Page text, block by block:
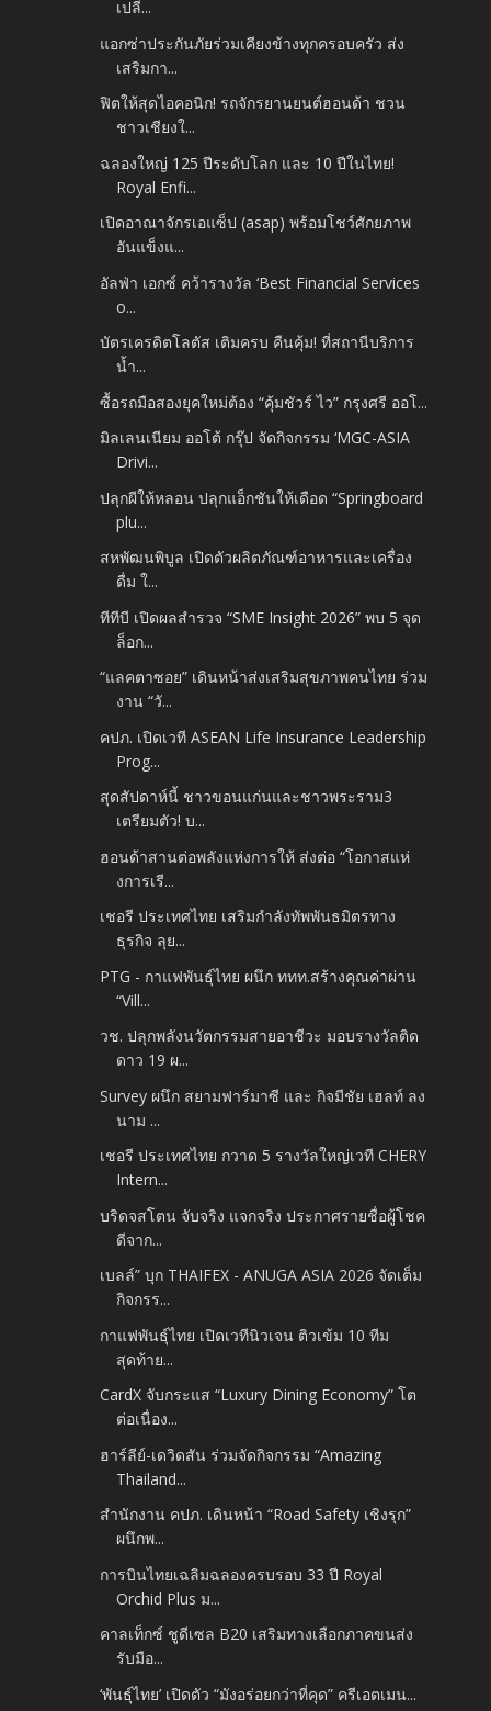
เปลี่...
แอกซ่าประกันภัยร่วมเคียงข้างทุกครอบครัว ส่ง
เสริมกา...
ฟิตให้สุดไอคอนิก! รถจักรยานยนต์ฮอนด้า ชวน
ชาวเชียงใ...
ฉลองใหญ่ 125 ปีระดับโลก และ 10 ปีในไทย!
Royal Enfi...
เปิดอาณาจักรเอแซ็ป (asap) พร้อมโชว์ศักยภาพ
อันแข็งแ...
อัลฟ่า เอกซ์ คว้ารางวัล ‘Best Financial Services
o...
บัตรเครดิตโลตัส เติมครบ คืนคุ้ม! ที่สถานีบริการ
น้ำ...
ซื้อรถมือสองยุคใหม่ต้อง “คุ้มชัวร์ ไว” กรุงศรี ออโ...
มิลเลนเนียม ออโต้ กรุ๊ป จัดกิจกรรม ‘MGC-ASIA
Drivi...
ปลุกผีให้หลอน ปลุกแอ็กชันให้เดือด “Springboard
plu...
สหพัฒนพิบูล เปิดตัวผลิตภัณฑ์อาหารและเครื่อง
ดื่ม ใ...
ทีทีบี เปิดผลสำรวจ “SME Insight 2026” พบ 5 จุด
ล็อก...
“แลคตาซอย” เดินหน้าส่งเสริมสุขภาพคนไทย ร่วม
งาน “วั...
คปภ. เปิดเวที ASEAN Life Insurance Leadership
Prog...
สุดสัปดาห์นี้ ชาวขอนแก่นและชาวพระราม3
เตรียมตัว! บ...
ฮอนด้าสานต่อพลังแห่งการให้ ส่งต่อ “โอกาสแห่
งการเรี...
เชอรี ประเทศไทย เสริมกำลังทัพพันธมิตรทาง
ธุรกิจ ลุย...
PTG - กาแฟพันธุ์ไทย ผนึก ททท.สร้างคุณค่าผ่าน
“Vill...
วช. ปลุกพลังนวัตกรรมสายอาชีวะ มอบรางวัลติด
ดาว 19 ผ...
Survey ผนึก สยามฟาร์มาซี และ กิจมีชัย เฮลท์ ลง
นาม ...
เชอรี ประเทศไทย กวาด 5 รางวัลใหญ่เวที CHERY
Intern...
บริดจสโตน จับจริง แจกจริง ประกาศรายชื่อผู้โชค
ดีจาก...
เบลล์” บุก THAIFEX - ANUGA ASIA 2026 จัดเต็ม
กิจกรร...
กาแฟพันธุ์ไทย เปิดเวทีนิวเจน ติวเข้ม 10 ทีม
สุดท้าย...
CardX จับกระแส “Luxury Dining Economy” โต
ต่อเนื่อง...
ฮาร์ลีย์-เดวิดสัน ร่วมจัดกิจกรรม “Amazing
Thailand...
สำนักงาน คปภ. เดินหน้า “Road Safety เชิงรุก”
ผนึกพ...
การบินไทยเฉลิมฉลองครบรอบ 33 ปี Royal
Orchid Plus ม...
คาลเท็กซ์ ชูดีเซล B20 เสริมทางเลือกภาคขนส่ง
รับมือ...
‘พันธุ์ไทย’ เปิดตัว “มังอร่อยกว่าที่คุด” ครีเอตเมน...